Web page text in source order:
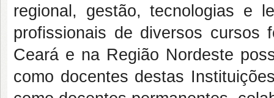
regional, gestão, tecnologias e
profissionais de diversos cursos
Ceará e na Região Nordeste
como docentes destas